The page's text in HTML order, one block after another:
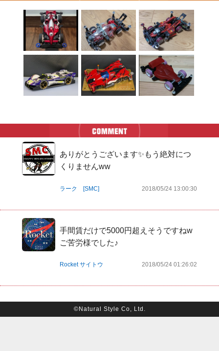
ありがとうございます✨もう絶対につ
くりませんww
ラーク [SMC] 2018/05/24 13:00:30
手間賃だけで5000円超えそうですねw
ご苦労様でした♪
Rocket サイトウ 2018/05/24 01:26:02
©Natural Style Co, Ltd.